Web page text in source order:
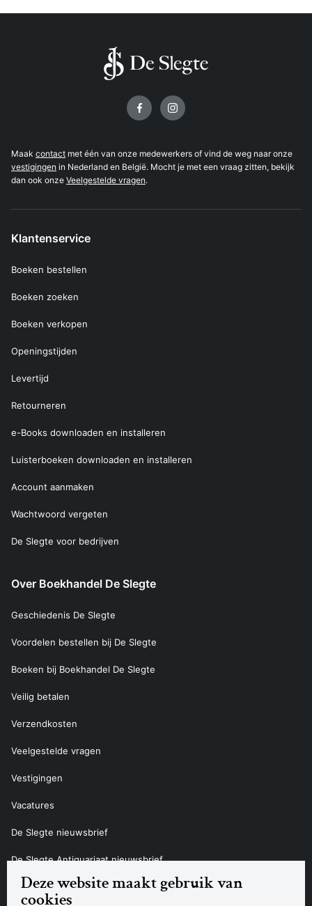
Deze website maakt gebruik van
cookies
Maak contact met één van onze medewerkers of vind de weg naar onze
vestigingen in Nederland en België. Mocht je met een vraag zitten, bekijk
dan ook onze Veelgestelde vragen.
Klantenservice
Boeken bestellen
Boeken zoeken
Boeken verkopen
Openingstijden
Levertijd
Retourneren
e-Books downloaden en installeren
Luisterboeken downloaden en installeren
Account aanmaken
Wachtwoord vergeten
De Slegte voor bedrijven
Over Boekhandel De Slegte
Geschiedenis De Slegte
Voordelen bestellen bij De Slegte
Boeken bij Boekhandel De Slegte
Veilig betalen
Verzendkosten
Veelgestelde vragen
Vestigingen
Vacatures
De Slegte nieuwsbrief
De Slegte Antiquariaat nieuwsbrief
Contact